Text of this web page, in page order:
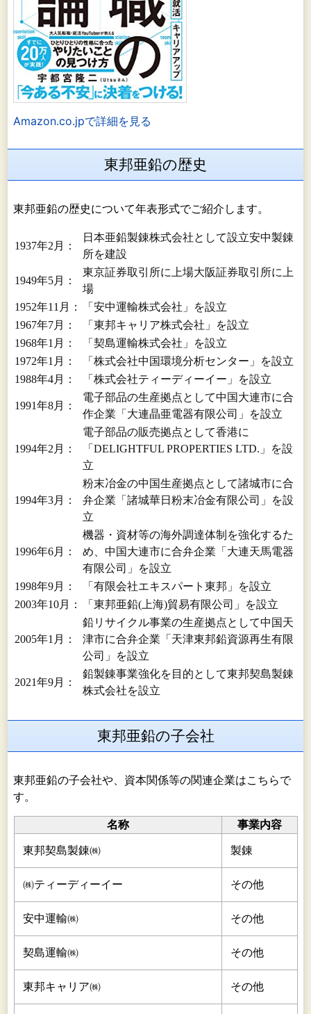
Amazon.co.jpで詳細を見る
東邦亜鉛の歴史
東邦亜鉛の歴史について年表形式でご紹介します。
1937年2月：
日本亜鉛製錬株式会社として設立安中製錬
所を建設
1949年5月：
東京証券取引所に上場大阪証券取引所に上
場
1952年11月：
「安中運輸株式会社」を設立
1967年7月：
「東邦キャリア株式会社」を設立
1968年1月：
「契島運輸株式会社」を設立
1972年1月：
「株式会社中国環境分析センター」を設立
1988年4月：
「株式会社ティーディーイー」を設立
1991年8月：
電子部品の生産拠点として中国大連市に合
作企業「大連晶亜電器有限公司」を設立
1994年2月：
電子部品の販売拠点として香港に
「DELIGHTFUL PROPERTIES LTD.」を設
立
1994年3月：
粉末冶金の中国生産拠点として諸城市に合
弁企業「諸城華日粉末冶金有限公司」を設
立
1996年6月：
機器・資材等の海外調達体制を強化するた
め、中国大連市に合弁企業「大連天馬電器
有限公司」を設立
1998年9月：
「有限会社エキスパート東邦」を設立
2003年10月：
「東邦亜鉛(上海)貿易有限公司」を設立
2005年1月：
鉛リサイクル事業の生産拠点として中国天
津市に合弁企業「天津東邦鉛資源再生有限
公司」を設立
2021年9月：
鉛製錬事業強化を目的として東邦契島製錬
株式会社を設立
東邦亜鉛の子会社
東邦亜鉛の子会社や、資本関係等の関連企業はこちらで
す。
名称 事業内容
東邦契島製錬㈱ 製錬
㈱ティーディーイー その他
安中運輸㈱ その他
契島運輸㈱ その他
東邦キャリア㈱ その他